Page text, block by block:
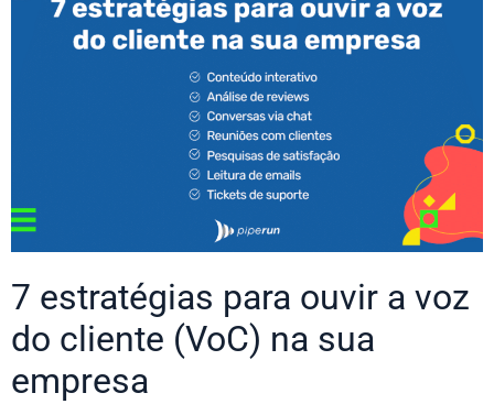
7 estratégias para ouvir a voz
do cliente (VoC) na sua
empresa